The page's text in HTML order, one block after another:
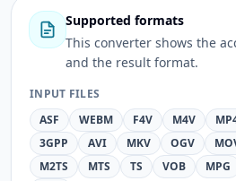
Supported formats
This converter shows the
and the result format.
INPUT FILES
ASF
WEBM F4V M4V
3GPP
AVI MKV OGV
M2TS
MTS TS VOB MPG